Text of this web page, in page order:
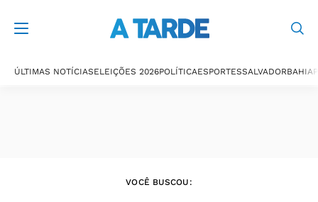
ÚLTIMAS NOTÍCIASELEIÇÕES 2026POLÍTICAESPORTESSALVADORBAHIA
VOCÊ BUSCOU: